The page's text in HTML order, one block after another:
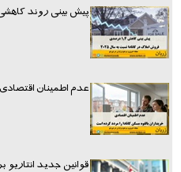
پیش بینی روند
عدم اطمینان
قوانین جدید انتاریو